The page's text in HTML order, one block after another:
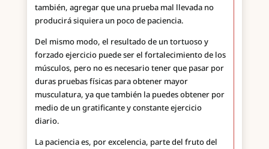
también, agregar que una prueba mal llevada no
producirá siquiera un poco de paciencia.
Del mismo modo, el resultado de un tortuoso y
forzado ejercicio puede ser el fortalecimiento de los
músculos, pero no es necesario tener que pasar por
duras pruebas físicas para obtener mayor
musculatura, ya que también la puedes obtener por
medio de un gratificante y constante ejercicio
diario.
La paciencia es, por excelencia, parte del fruto del